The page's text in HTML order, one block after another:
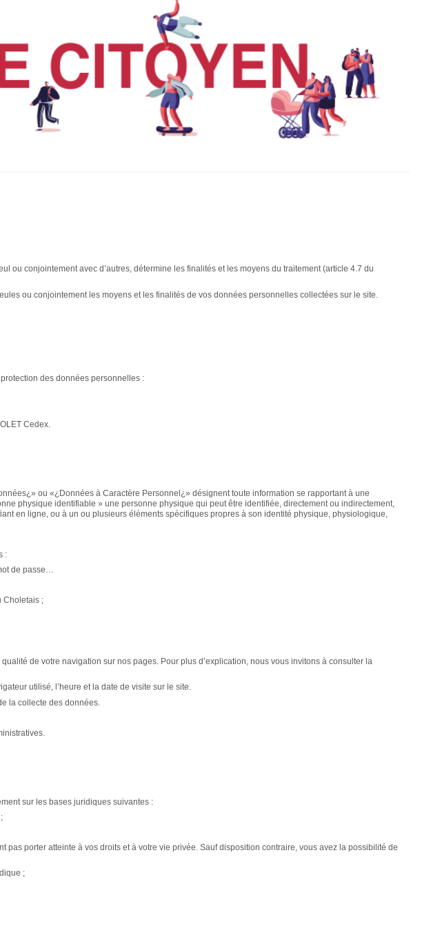
ou conjointement avec d’autres, détermine les finalités et les moyens du traitement (article 4.7 du
ou conjointement les moyens et les finalités de vos données personnelles collectées sur le site.
des données personnelles :
Cedex.
ou «¿Données à Caractère Personnel¿» désignent toute information se rapportant à une
physique identifiable » une personne physique qui peut être identifiée, directement ou indirectement,
en ligne, ou à un ou plusieurs éléments spécifiques propres à son identité physique, physiologique,
:
de passe…
Choletais ;
de votre navigation sur nos pages. Pour plus d’explication, nous vous invitons à consulter la
utilisé, l’heure et la date de visite sur le site.
la collecte des données.
sur les bases juridiques suivantes :
porter atteinte à vos droits et à votre vie privée. Sauf disposition contraire, vous avez la possibilité de
;